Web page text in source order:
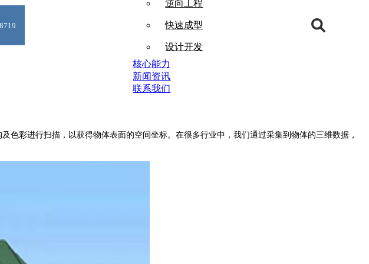
逆向工程
快速成型
设计开发
核心能力
新闻资讯
联系我们
彩进行扫描，以获得物体表面的空间坐标。在很多行业中，我们通过采集到物体的三维数据，